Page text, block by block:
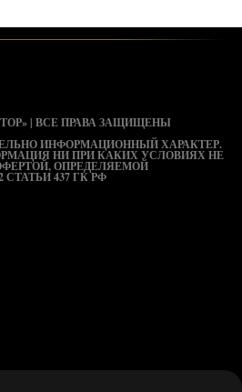
| ВСЕ ПРАВА ЗАЩИЩЕНЫ
ИНФОРМАЦИОННЫЙ ХАРАКТЕР.
НИ ПРИ КАКИХ УСЛОВИЯХ НЕ
ОПРЕДЕЛЯЕМОЙ
437 ГК РФ